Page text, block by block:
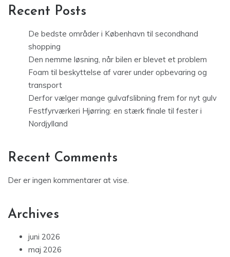
Recent Posts
De bedste områder i København til secondhand
shopping
Den nemme løsning, når bilen er blevet et problem
Foam til beskyttelse af varer under opbevaring og
transport
Derfor vælger mange gulvafslibning frem for nyt gulv
Festfyrværkeri Hjørring: en stærk finale til fester i
Nordjylland
Recent Comments
Der er ingen kommentarer at vise.
Archives
juni 2026
maj 2026